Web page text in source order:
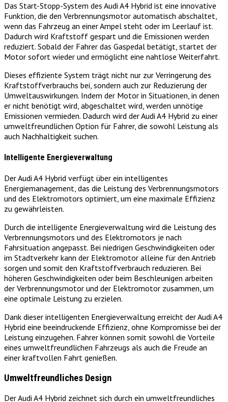
Das Start-Stopp-System des Audi A4 Hybrid ist eine innovative
Funktion, die den Verbrennungsmotor automatisch abschaltet,
wenn das Fahrzeug an einer Ampel steht oder im Leerlauf ist.
Dadurch wird Kraftstoff gespart und die Emissionen werden
reduziert. Sobald der Fahrer das Gaspedal betätigt, startet der
Motor sofort wieder und ermöglicht eine nahtlose Weiterfahrt.
Dieses effiziente System trägt nicht nur zur Verringerung des
Kraftstoffverbrauchs bei, sondern auch zur Reduzierung der
Umweltauswirkungen. Indem der Motor in Situationen, in denen
er nicht benötigt wird, abgeschaltet wird, werden unnötige
Emissionen vermieden. Dadurch wird der Audi A4 Hybrid zu einer
umweltfreundlichen Option für Fahrer, die sowohl Leistung als
auch Nachhaltigkeit suchen.
Intelligente Energieverwaltung
Der Audi A4 Hybrid verfügt über ein intelligentes
Energiemanagement, das die Leistung des Verbrennungsmotors
und des Elektromotors optimiert, um eine maximale Effizienz
zu gewährleisten.
Durch die intelligente Energieverwaltung wird die Leistung des
Verbrennungsmotors und des Elektromotors je nach
Fahrsituation angepasst. Bei niedrigen Geschwindigkeiten oder
im Stadtverkehr kann der Elektromotor alleine für den Antrieb
sorgen und somit den Kraftstoffverbrauch reduzieren. Bei
höheren Geschwindigkeiten oder beim Beschleunigen arbeiten
der Verbrennungsmotor und der Elektromotor zusammen, um
eine optimale Leistung zu erzielen.
Dank dieser intelligenten Energieverwaltung erreicht der Audi A4
Hybrid eine beeindruckende Effizienz, ohne Kompromisse bei der
Leistung einzugehen. Fahrer können somit sowohl die Vorteile
eines umweltfreundlichen Fahrzeugs als auch die Freude an
einer kraftvollen Fahrt genießen.
Umweltfreundliches Design
Der Audi A4 Hybrid zeichnet sich durch ein umweltfreundliches